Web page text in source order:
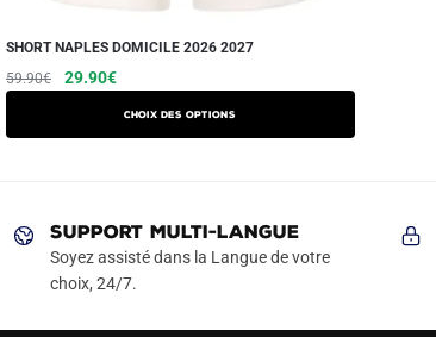
SHORT NAPLES DOMICILE 2026 2027
59.90€
Le
29.90€Le
Choix des options
Ce
produit
a
Les
options
peuvent
SUPPORT MULTI-LANGUE
Soyez assisté dans la Langue de votre
choix, 24/7.